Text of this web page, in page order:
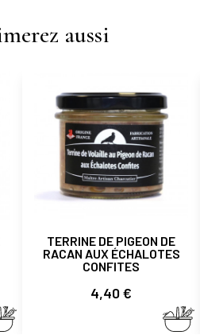
aussi
TERRINE DE PIGEON DE
RACAN AUX ÉCHALOTES
CONFITES
Prix
4,40 €